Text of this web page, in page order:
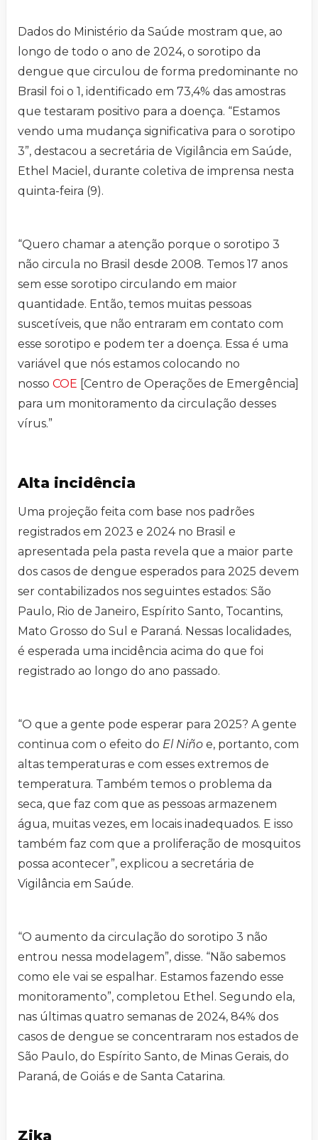
Dados do Ministério da Saúde mostram que, ao
longo de todo o ano de 2024, o sorotipo da
dengue que circulou de forma predominante no
Brasil foi o 1, identificado em 73,4% das amostras
que testaram positivo para a doença. “Estamos
vendo uma mudança significativa para o sorotipo
3”, destacou a secretária de Vigilância em Saúde,
Ethel Maciel, durante coletiva de imprensa nesta
quinta-feira (9).
“Quero chamar a atenção porque o sorotipo 3
não circula no Brasil desde 2008. Temos 17 anos
sem esse sorotipo circulando em maior
quantidade. Então, temos muitas pessoas
suscetíveis, que não entraram em contato com
esse sorotipo e podem ter a doença. Essa é uma
variável que nós estamos colocando no
nosso COE [Centro de Operações de Emergência]
para um monitoramento da circulação desses
vírus.”
Alta incidência
Uma projeção feita com base nos padrões
registrados em 2023 e 2024 no Brasil e
apresentada pela pasta revela que a maior parte
dos casos de dengue esperados para 2025 devem
ser contabilizados nos seguintes estados: São
Paulo, Rio de Janeiro, Espírito Santo, Tocantins,
Mato Grosso do Sul e Paraná. Nessas localidades,
é esperada uma incidência acima do que foi
registrado ao longo do ano passado.
“O que a gente pode esperar para 2025? A gente
continua com o efeito do El Niño e, portanto, com
altas temperaturas e com esses extremos de
temperatura. Também temos o problema da
seca, que faz com que as pessoas armazenem
água, muitas vezes, em locais inadequados. E isso
também faz com que a proliferação de mosquitos
possa acontecer”, explicou a secretária de
Vigilância em Saúde.
“O aumento da circulação do sorotipo 3 não
entrou nessa modelagem”, disse. “Não sabemos
como ele vai se espalhar. Estamos fazendo esse
monitoramento”, completou Ethel. Segundo ela,
nas últimas quatro semanas de 2024, 84% dos
casos de dengue se concentraram nos estados de
São Paulo, do Espírito Santo, de Minas Gerais, do
Paraná, de Goiás e de Santa Catarina.
Zika